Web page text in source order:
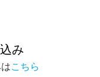
み
こちら